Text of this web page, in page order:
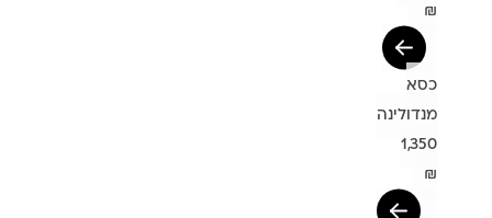
₪
כסא
מנדולינה
1,350
₪